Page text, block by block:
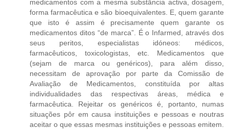
medicamentos com a mesma substância activa, dosagem,
forma farmacêutica e são bioequivalentes. E, quem garante
que isto é assim é precisamente quem garante os
medicamentos ditos “de marca”. É o Infarmed, através dos
seus peritos, especialistas idóneos: médicos,
farmacêuticos, toxicologistas, etc. Medicamentos que
(sejam de marca ou genéricos), para além disso,
necessitam de aprovação por parte da Comissão de
Avaliação de Medicamentos, constituída por altas
individualidades das respectivas áreas, médica e
farmacêutica. Rejeitar os genéricos é, portanto, numas
situações pôr em causa instituições e pessoas e noutras
aceitar o que essas mesmas instituições e pessoas emitem.